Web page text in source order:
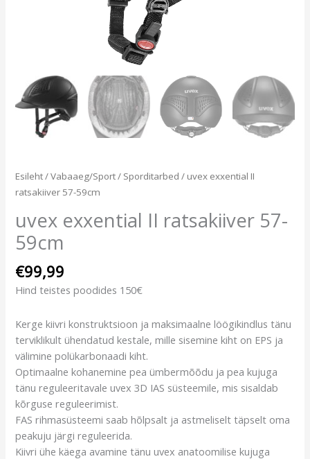
Esileht/Vabaaeg/Sport/ Sporditarbed / uvex exxential II
ratsakiiver 57-59cm
uvex exxential II ratsakiiver 57-
59cm
€99,99
Hind teistes poodides 150€
Kerge kiivri konstruktsioon ja maksimaalne löögikindlus tänu
terviklikult ühendatud kestale, mille sisemine kiht on EPS ja
välimine polükarbonaadi kiht.
Optimaalne kohanemine pea ümbermõõdu ja pea kujuga
tänu reguleeritavale uvex 3D IAS süsteemile, mis sisaldab
kõrguse reguleerimist.
FAS rihmasüsteemi saab hõlpsalt ja astmeliselt täpselt oma
peakuju järgi reguleerida.
Kiivri ühe käega avamine tänu uvex anatoomilise kujuga